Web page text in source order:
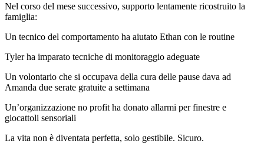
Nel corso del mese successivo, supporto lentamente ricostruito la
famiglia:
Un tecnico del comportamento ha aiutato Ethan con le routine
Tyler ha imparato tecniche di monitoraggio adeguate
Un volontario che si occupava della cura delle pause dava ad
Amanda due serate gratuite a settimana
Un’organizzazione no profit ha donato allarmi per finestre e
giocattoli sensoriali
La vita non è diventata perfetta, solo gestibile. Sicuro.